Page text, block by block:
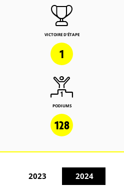
VICTOIRE D'ÉTAPE
1
PODIUMS
128
2023 2024